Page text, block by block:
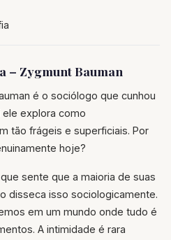
– Zygmunt Bauman
é o sociólogo que cunhou
ele explora como
tão frágeis e superficiais. Por
hoje?
sente que a maioria de suas
disseca isso sociologicamente.
em um mundo onde tudo é
A intimidade é rara